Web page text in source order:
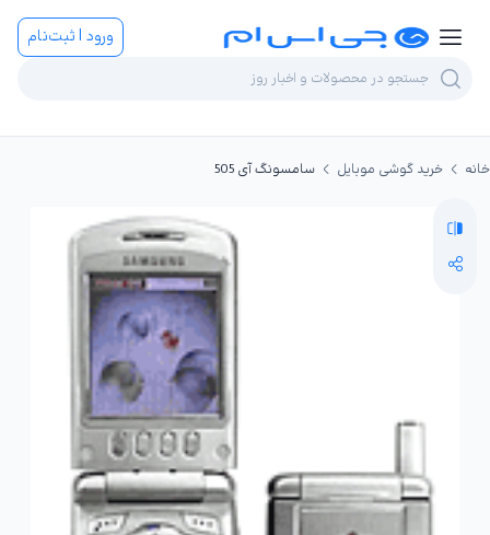
ورود | ثبت‌نام
خانه خرید گوشی موبایل سامسونگ آی 505